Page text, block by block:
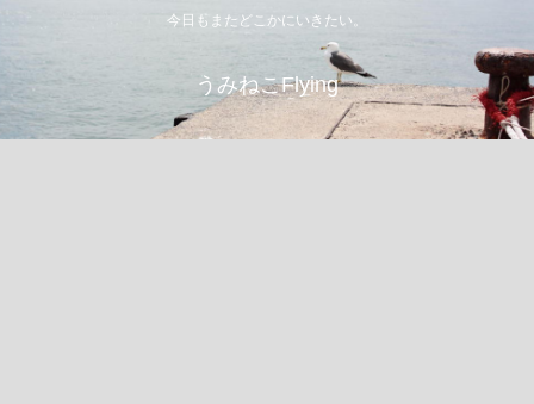
今日もまたどこかにいきたい。
うみねこFlying